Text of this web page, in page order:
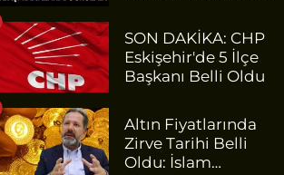
SON DAKİKA: CHP
Eskişehir'de 5 İlçe
Başkanı Belli Oldu
Altın Fiyatlarında
Zirve Tarihi Belli
Oldu: İslam